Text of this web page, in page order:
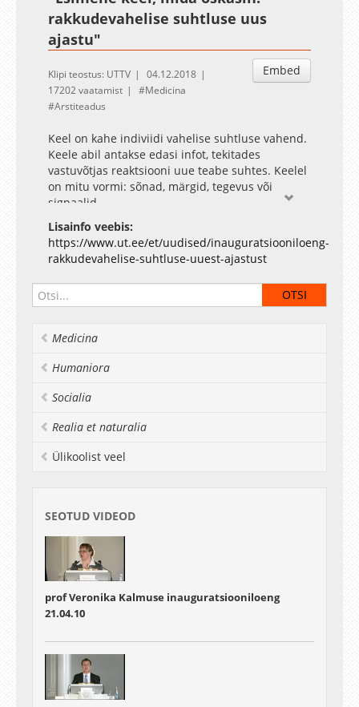
rakkudevahelise suhtluse uus
ajastu"
Embed
Klipi teostus: UTTV
04.12.2018
17202 vaatamist
Medicina
Arstiteadus
Keel on kahe indiviidi vahelise suhtluse vahend.
Keele abil antakse edasi infot, tekitades
vastuvõtjas reaktsiooni uue teabe suhtes. Keelel
on mitu vormi: sõnad, märgid, tegevus või
signaalid.
Me arvame, et meie esimene keel on emakeel,
kuid tõenäoliselt eksime. Ammu enne seda, kui
oskasime suhelda sõnadega, kasutasime oma
emaga suhtlemiseks üht teist, ainulaadset keelt,
tänu millele võtsid emad meid vastu, kaitsesid ja
toitsid meid juba enne, kui siia ilma sündisime.
mis kinnitavad selle esimese keele olemasolu,
ning küsimuse üle, millised võiksid olla selle
keele struktuur ja komponendid. Samuti küsib
aidata viljatusprobleemide diagnoosimisel või
liikuda.
Lisainfo veebis:
https://www.ut.ee/et/uudised/inauguratsiooniloeng-
rakkudevahelise-suhtluse-uuest-ajastust
Medicina
Humaniora
Socialia
Realia et naturalia
Ülikoolist veel
SEOTUD VIDEOD
prof Veronika Kalmuse inauguratsiooniloeng
21.04.10